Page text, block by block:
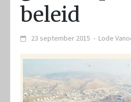
beleid
23 september 2015 - Lode